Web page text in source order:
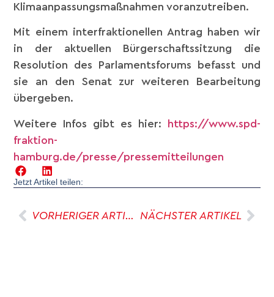
Klimaanpassungsmaßnahmen voranzutreiben.
Mit einem interfraktionellen Antrag haben wir
in der aktuellen Bürgerschaftssitzung die
Resolution des Parlamentsforums befasst und
sie an den Senat zur weiteren Bearbeitung
übergeben.
Weitere Infos gibt es hier:
https://www.spd-
fraktion-
hamburg.de/presse/pressemitteilungen
Jetzt Artikel teilen:
VORHERIGER ARTIKEL NÄCHSTER ARTIKEL